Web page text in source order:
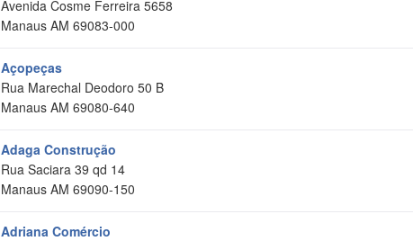
Avenida Cosme Ferreira 5658
Manaus AM 69083-000
Açopeças
Rua Marechal Deodoro 50 B
Manaus AM 69080-640
Adaga Construção
Rua Saciara 39 qd 14
Manaus AM 69090-150
Adriana Comércio